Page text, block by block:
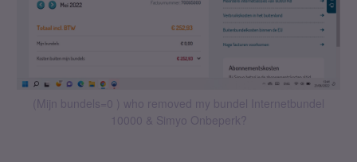
(Mijn bundels=0 ) who removed my bundel Internetbundel
10000 & Simyo Onbeperk?